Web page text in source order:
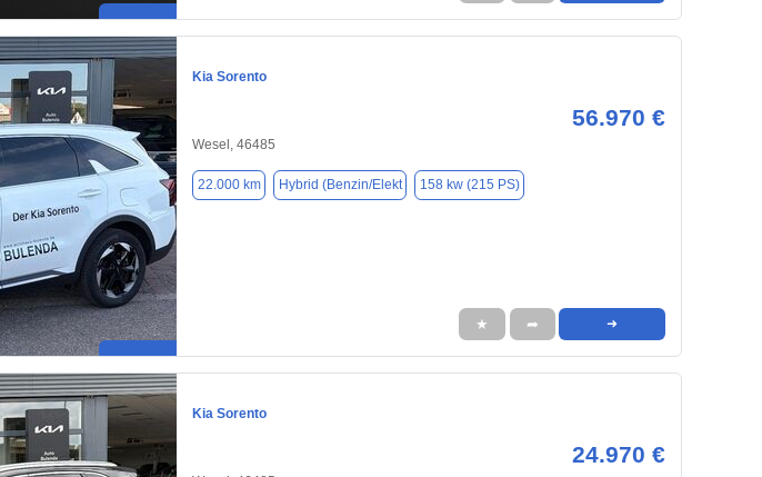
Kia Sorento
56.970 €
Wesel, 46485
22.000 km Hybrid (Benzin/Elekt 158 kw (215 PS)
★ ➦ ➜
Kia Sorento
24.970 €